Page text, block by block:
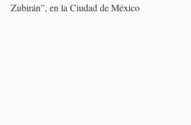
Zubirán”, en la Ciudad de México